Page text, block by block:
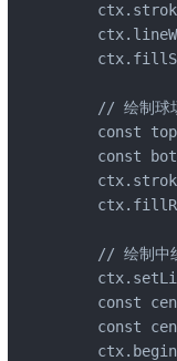
// 绘制球
const
const
// 绘制中
const
const